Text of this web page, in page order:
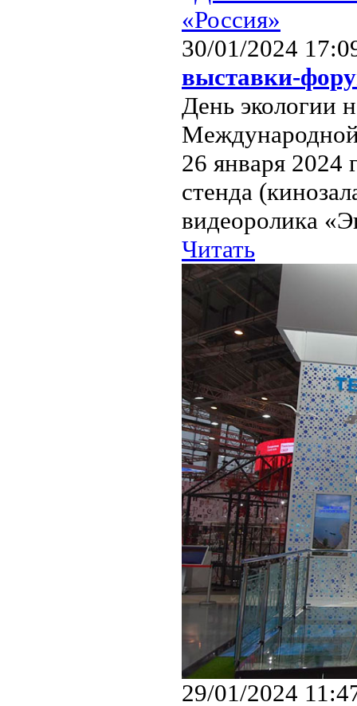
30/01/2024
выставки-
День экологии
26 января
стенда
видеоролика
Читать
29/01/2024